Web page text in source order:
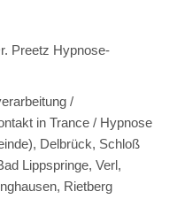
Preetz Hypnose-
/
in Trance / Hypnose
Delbrück, Schloß
Lippspringe, Verl,
Rietberg